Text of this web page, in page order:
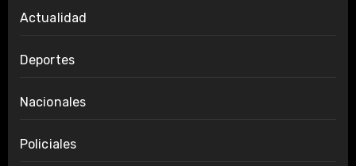
Actualidad
Deportes
Nacionales
Policiales